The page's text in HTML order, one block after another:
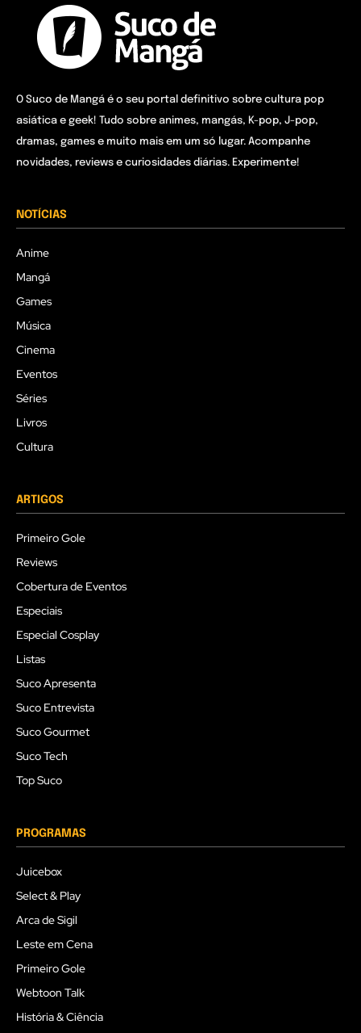
O Suco de Mangá é o seu portal definitivo sobre cultura pop
asiática e geek! Tudo sobre animes, mangás, K-pop, J-pop,
dramas, games e muito mais em um só lugar. Acompanhe
novidades, reviews e curiosidades diárias. Experimente!
NOTÍCIAS
Anime
Mangá
Games
Música
Cinema
Eventos
Séries
Livros
Cultura
ARTIGOS
Primeiro Gole
Reviews
Cobertura de Eventos
Especiais
Especial Cosplay
Listas
Suco Apresenta
Suco Entrevista
Suco Gourmet
Suco Tech
Top Suco
PROGRAMAS
Juicebox
Select & Play
Arca de Sigil
Leste em Cena
Primeiro Gole
Webtoon Talk
História & Ciência